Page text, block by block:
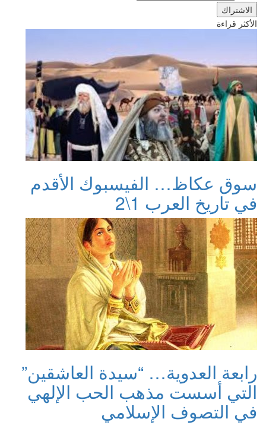
الأكثر قراءة
سوق عكاظ… الفيسبوك الأقدم
في تاريخ العرب 1\2
رابعة العدوية… “سيدة العاشقين”
التي أسست مذهب الحب الإلهي
في التصوف الإسلامي